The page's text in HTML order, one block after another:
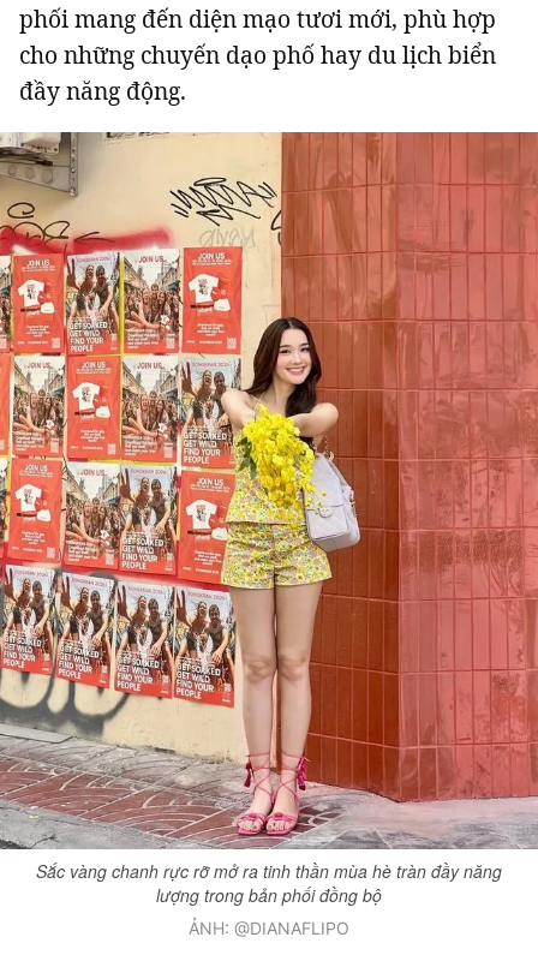
phối mang đến diện mạo tươi mới, phù hợp
cho những chuyến dạo phố hay du lịch biển
đầy năng động.
Sắc vàng chanh rực rỡ mở ra tinh thần mùa hè tràn đầy năng
lượng trong bản phối đồng bộ
ẢNH: @DIANAFLIPO